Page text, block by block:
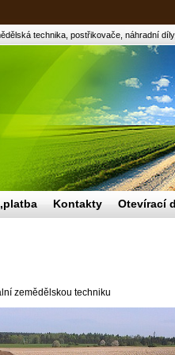
technika, postřikovače, náhradní
zemědělskou techniku
Kontakty Otevírací